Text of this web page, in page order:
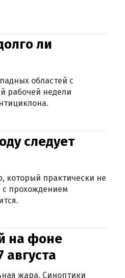
ли
областей с
рабочей недели
следует
который практически не
с прохождением
на фоне
жара. Синоптики